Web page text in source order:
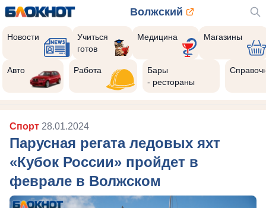
Волжский
Новости
Учиться
готов
Медицина Магазины
Авто Работа
Бары
- рестораны
Спорт 28.01.2024
Парусная регата ледовых яхт
«Кубок России» пройдет в
феврале в Волжском